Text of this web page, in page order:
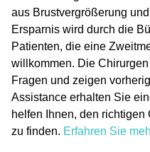
aus Brustvergrößerung
Ersparnis wird durch die
Patienten, die eine
willkommen. Die
Fragen und zeigen
Assistance erhalten Sie
helfen Ihnen, den
zu finden. Erfahren Sie